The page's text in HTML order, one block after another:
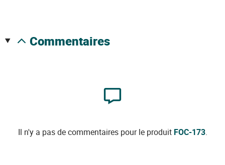
commentaires
Il n'y a pas de commentaires pour le produit FOC-173.